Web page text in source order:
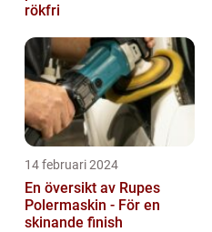
rökfri
14 februari 2024
En översikt av Rupes
Polermaskin - För en
skinande finish